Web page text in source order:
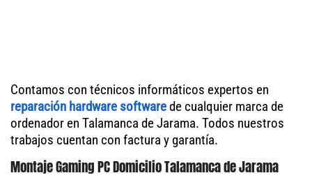
Contamos con técnicos informáticos expertos en
reparación hardware softwarede cualquier marca de
ordenador en Talamanca de Jarama. Todos nuestros
trabajos cuentan con factura y garantía.
Montaje Gaming PC Domicilio Talamanca de Jarama